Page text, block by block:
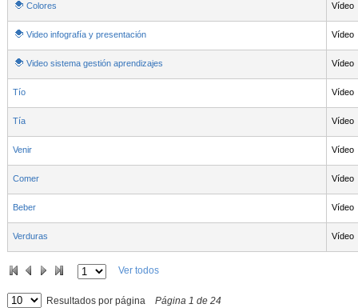
Colores Vídeo
Video infografía y presentación Vídeo
Video sistema gestión aprendizajes Vídeo
Tío Vídeo
Tía Vídeo
Venir Vídeo
Comer Vídeo
Beber Vídeo
Verduras Vídeo
Ver todos
Resultados por página Página 1 de 24